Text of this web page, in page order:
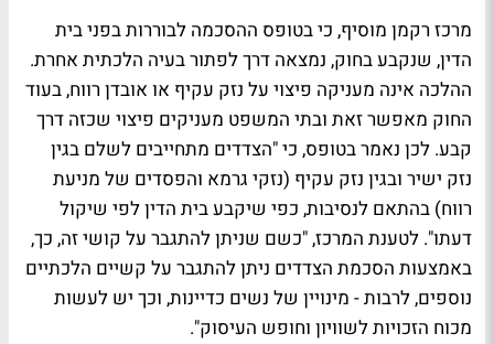
מרכז רקמן מוסיף, כי בטופס ההסכמה לבוררות בפני בית
הדין, שנקבע בחוק, נמצאה דרך לפתור בעיה הלכתית אחרת.
ההלכה אינה מעניקה פיצוי על נזק עקיף או אובדן רווח, בעוד
החוק מאפשר זאת ובתי המשפט מעניקים פיצוי שכזה דרך
קבע. לכן נאמר בטופס, כי "הצדדים מתחייבים לשלם בגין
נזק ישיר ובגין נזק עקיף (נזקי גרמא והפסדים של מניעת
רווח) בהתאם לנסיבות, כפי שיקבע בית הדין לפי שיקול
דעתו". לטענת המרכז, "כשם שניתן להתגבר על קושי זה, כך,
באמצעות הסכמת הצדדים ניתן להתגבר על קשיים הלכתיים
נוספים, לרבות - מינויין של נשים כדיינות, וכך יש לעשות
מכוח הזכויות לשוויון וחופש העיסוק".